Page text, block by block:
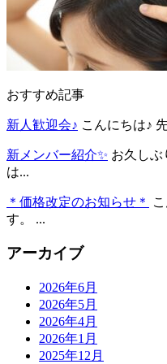
おすすめ記事
新人歓迎会♪ こんにちは♪
新メンバー紹介✨ お久しぶ
は...
＊価格改定のお知らせ＊
す。 ...
アーカイブ
2026年6月
2026年5月
2026年4月
2026年1月
2025年12月